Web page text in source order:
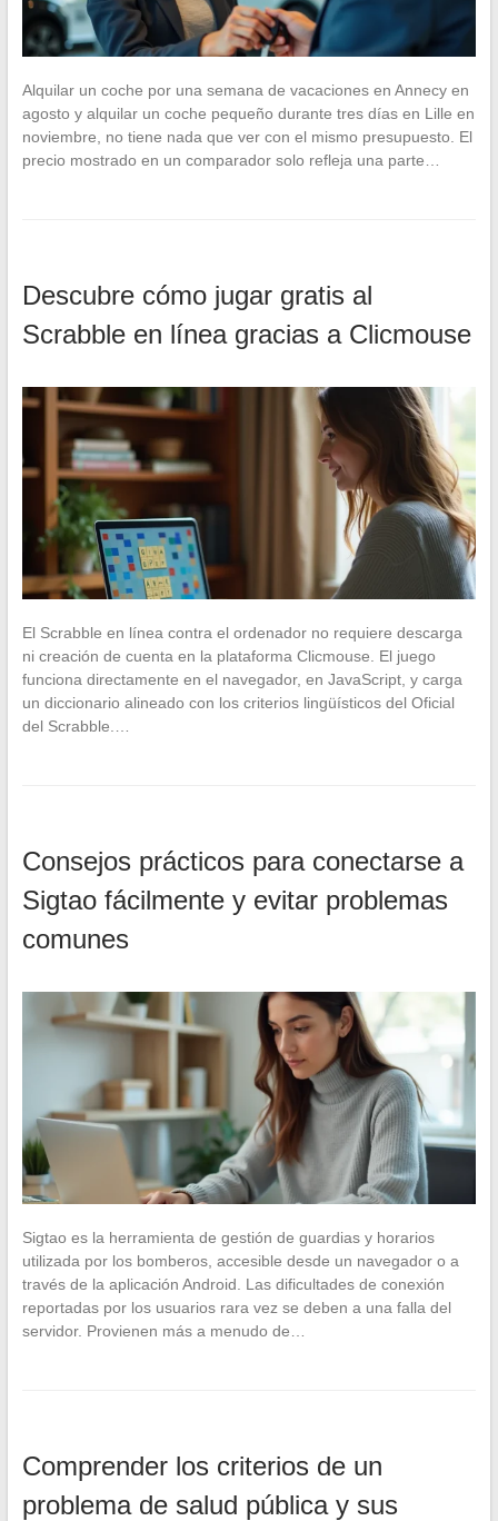
Alquilar un coche por una semana de vacaciones en Annecy en
agosto y alquilar un coche pequeño durante tres días en Lille en
noviembre, no tiene nada que ver con el mismo presupuesto. El
precio mostrado en un comparador solo refleja una parte…
Descubre cómo jugar gratis al
Scrabble en línea gracias a Clicmouse
El Scrabble en línea contra el ordenador no requiere descarga
ni creación de cuenta en la plataforma Clicmouse. El juego
funciona directamente en el navegador, en JavaScript, y carga
un diccionario alineado con los criterios lingüísticos del Oficial
del Scrabble.…
Consejos prácticos para conectarse a
Sigtao fácilmente y evitar problemas
comunes
Sigtao es la herramienta de gestión de guardias y horarios
utilizada por los bomberos, accesible desde un navegador o a
través de la aplicación Android. Las dificultades de conexión
reportadas por los usuarios rara vez se deben a una falla del
servidor. Provienen más a menudo de…
Comprender los criterios de un
problema de salud pública y sus